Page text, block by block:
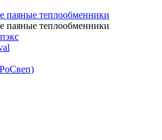
паяные теплообменники
паяные теплообменники